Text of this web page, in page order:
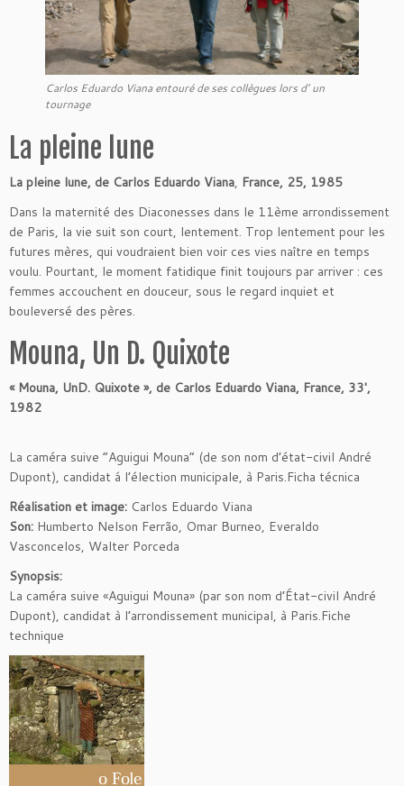
Carlos Eduardo Viana entouré de ses collègues lors d’ un
tournage
La pleine lune
La pleine lune, de Carlos Eduardo Viana, France, 25, 1985
Dans la maternité des Diaconesses dans le 11ème arrondissement
de Paris, la vie suit son court, lentement. Trop lentement pour les
futures mères, qui voudraient bien voir ces vies naître en temps
voulu. Pourtant, le moment fatidique finit toujours par arriver : ces
femmes accouchent en douceur, sous le regard inquiet et
bouleversé des pères.
Mouna, Un D. Quixote
« Mouna, UnD. Quixote », de Carlos Eduardo Viana, France, 33′,
1982
La caméra suive “Aguigui Mouna” (de son nom d’état-civil André
Dupont), candidat á l’élection municipale, à Paris.Ficha técnica
Réalisation et image: Carlos Eduardo Viana
Son: Humberto Nelson Ferrão, Omar Burneo, Everaldo
Vasconcelos, Walter Porceda
Synopsis:
La caméra suive «Aguigui Mouna» (par son nom d’État-civil André
Dupont), candidat à l’arrondissement municipal, à Paris.Fiche
technique